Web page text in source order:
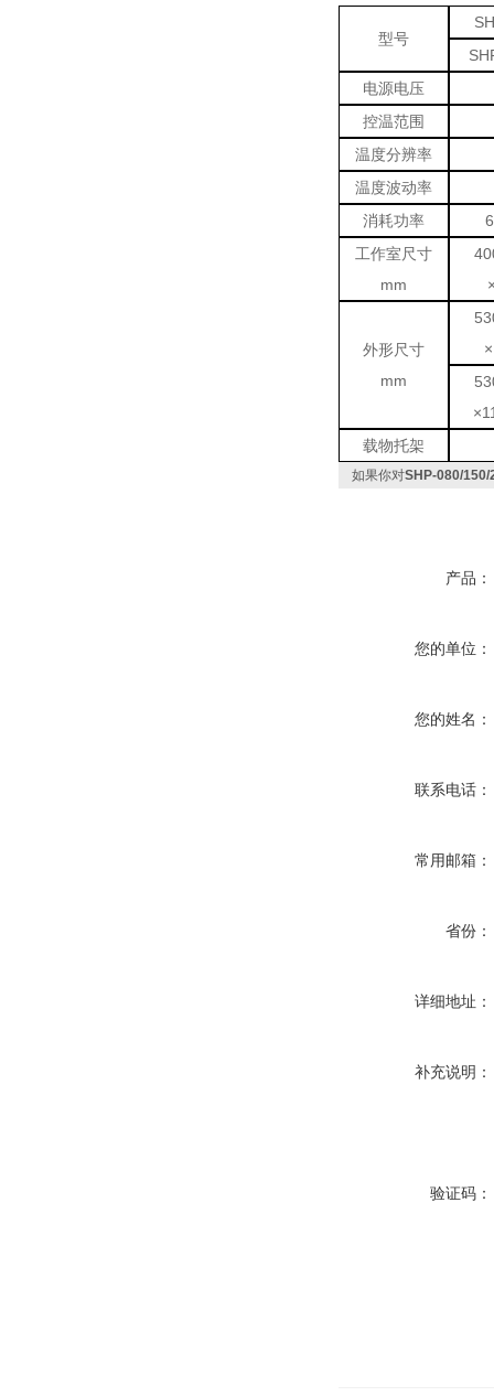
型号
电源电压
控温范围
温度分辨率
温度波动率
消耗功率
工作室尺寸
mm
外形尺寸
mm
×1
载物托架
如果你对SHP-080/150/
产品：
您的单位：
您的姓名：
联系电话：
常用邮箱：
省份：
详细地址：
补充说明：
验证码：